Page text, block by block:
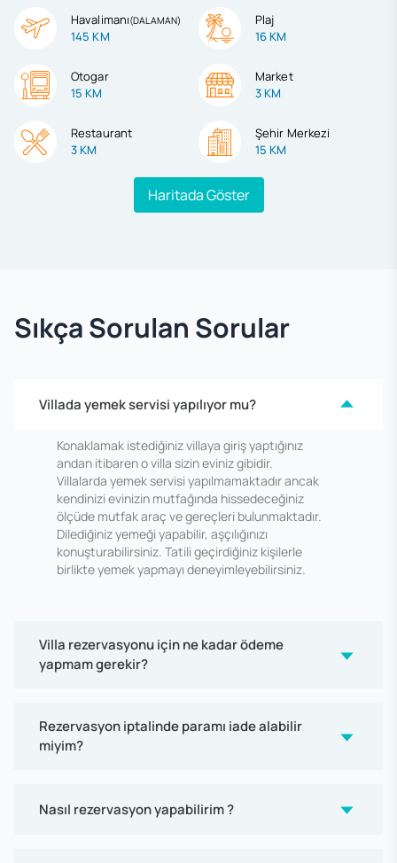
Havalimanı(DALAMAN)
145 KM
Plaj
16 KM
Otogar
15 KM
Market
3 KM
Restaurant
3 KM
Şehir Merkezi
15 KM
Haritada Göster
Sıkça Sorulan Sorular
Villada yemek servisi yapılıyor mu?
Konaklamak istediğiniz villaya giriş yaptığınız
andan itibaren o villa sizin eviniz gibidir.
Villalarda yemek servisi yapılmamaktadır ancak
kendinizi evinizin mutfağında hissedeceğiniz
ölçüde mutfak araç ve gereçleri bulunmaktadır.
Dilediğiniz yemeği yapabilir, aşçılığınızı
konuşturabilirsiniz. Tatili geçirdiğiniz kişilerle
birlikte yemek yapmayı deneyimleyebilirsiniz.
Villa rezervasyonu için ne kadar ödeme
yapmam gerekir?
Rezervasyon iptalinde paramı iade alabilir
miyim?
Nasıl rezervasyon yapabilirim ?